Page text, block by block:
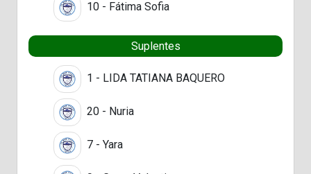
10 - Fátima Sofia
Suplentes
1 - LIDA TATIANA BAQUERO
20 - Nuria
7 - Yara